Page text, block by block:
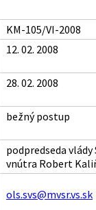
KM-105/VI-2008
12. 02. 2008
28. 02. 2008
bežný postup
podpredseda
vnútra Robert
ols.svs@mvsr.vs.sk